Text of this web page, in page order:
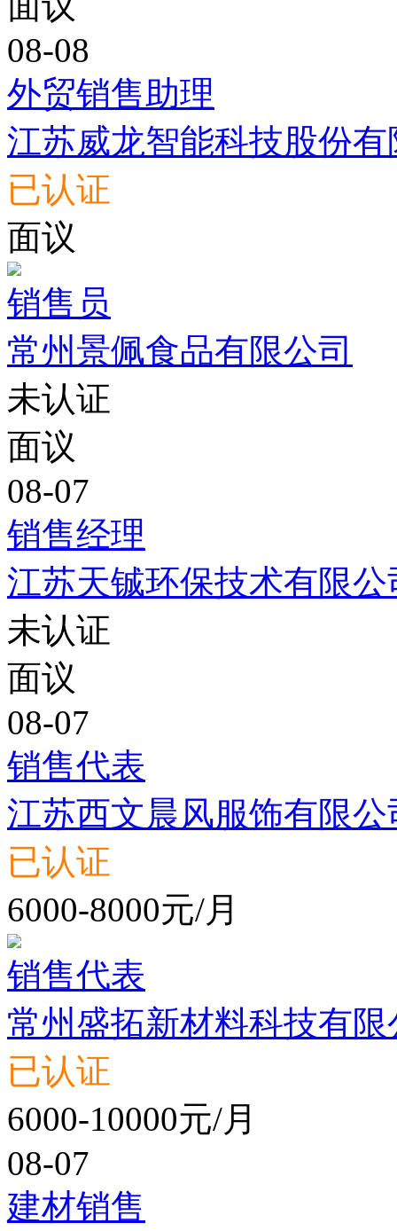
08-08
外贸销售助理
江苏威龙智能科技股份有
已认证
面议
销售员
常州景佩食品有限公司
未认证
面议
08-07
销售经理
江苏天铖环保技术有限公
未认证
面议
08-07
销售代表
江苏西文晨风服饰有限公
已认证
6000-8000元/月
销售代表
常州盛拓新材料科技有限
已认证
6000-10000元/月
08-07
建材销售